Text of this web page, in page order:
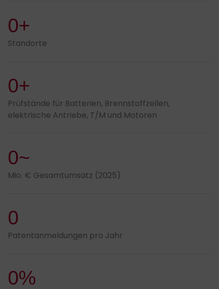
0+
Standorte
0+
Prüfstände für Batterien, Brennstoffzellen,
elektrische Antriebe, T/M und Motoren
0~
Mio. € Gesamtumsatz (2025)
0
Patentanmeldungen pro Jahr
0%